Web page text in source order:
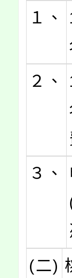
１、
２、
３、
(二)